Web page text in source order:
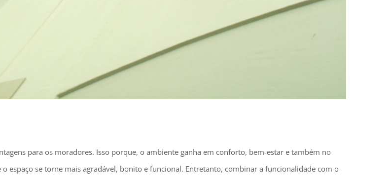
para os moradores. Isso porque, o ambiente ganha em conforto, bem-estar e também no
espaço se torne mais agradável, bonito e funcional. Entretanto, combinar a funcionalidade com o